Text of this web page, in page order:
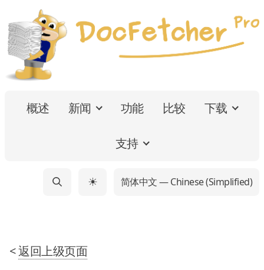
概述 新闻 功能 比较 下载
支持
☀ 简体中文 — Chinese (Simplified)
<返回上级页面